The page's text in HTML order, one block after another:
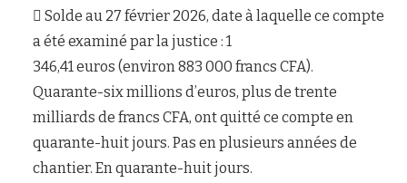
 Solde au 27 février 2026, date à laquelle ce compte
a été examiné par la justice : 1
346,41 euros (environ 883 000 francs CFA).
Quarante-six millions d’euros, plus de trente
milliards de francs CFA, ont quitté ce compte en
quarante-huit jours. Pas en plusieurs années de
chantier. En quarante-huit jours.